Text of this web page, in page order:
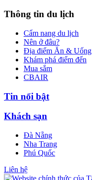
Thông tin du lịch
Cẩm nang du lịch
Nên ở đâu?
Địa điểm Ăn & Uống
Khám phá điểm đến
Mua sắm
CBAIR
Tin nổi bật
Khách sạn
Đà Nẵng
Nha Trang
Phú Quốc
Liên hệ